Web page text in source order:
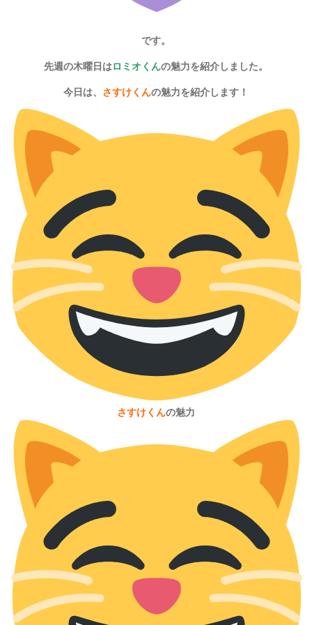
です。
先週の木曜日はロミオくんの魅力を紹介しました。
今日は、 さすけくんの魅力を紹介します！
さすけくんの魅力